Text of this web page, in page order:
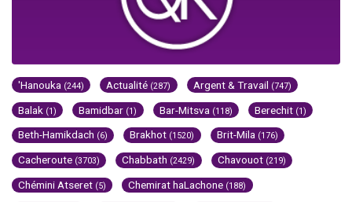
'Hanouka (244) Actualité (287) Argent & Travail (747)
Balak (1) Bamidbar (1) Bar-Mitsva (118) Berechit (1)
Beth-Hamikdach (6) Brakhot (1520) Brit-Mila (176)
Cacheroute (3703) Chabbath (2429) Chavouot (219)
Chémini Atseret (5) Chemirat haLachone (188)